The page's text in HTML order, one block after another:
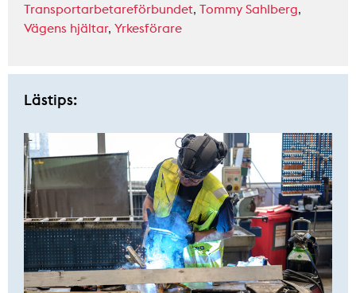
Transportarbetareförbundet, Tommy Sahlberg,
Vägens hjältar, Yrkesförare
Lästips: